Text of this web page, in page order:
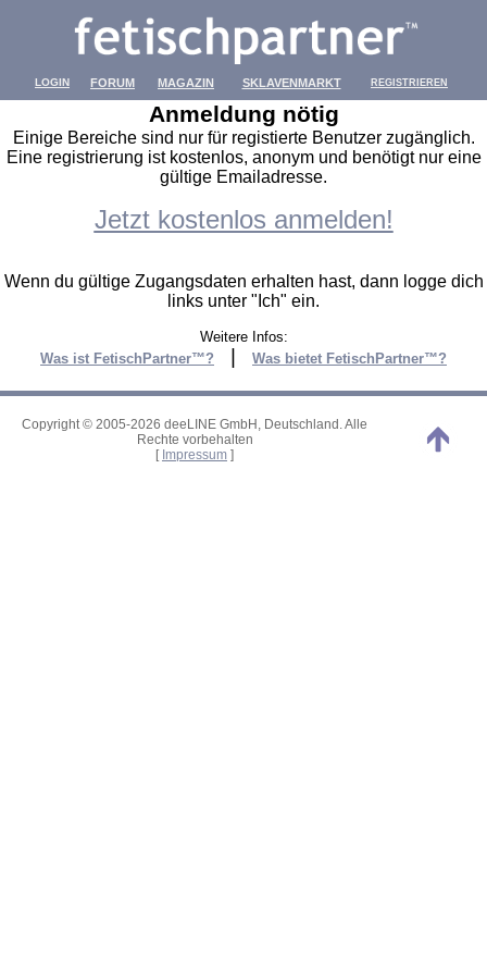
LOGIN FORUM MAGAZIN SKLAVENMARKT REGISTRIEREN
Anmeldung nötig
Einige Bereiche sind nur für registierte Benutzer zugänglich.
Eine registrierung ist kostenlos, anonym und benötigt nur eine
gültige Emailadresse.
Jetzt kostenlos anmelden!
Wenn du gültige Zugangsdaten erhalten hast, dann logge dich
links unter "Ich" ein.
Weitere Infos:
Was ist FetischPartner™?
Was bietet FetischPartner™?
Copyright © 2005-2026 deeLINE GmbH, Deutschland. Alle
Rechte vorbehalten
[ Impressum ]